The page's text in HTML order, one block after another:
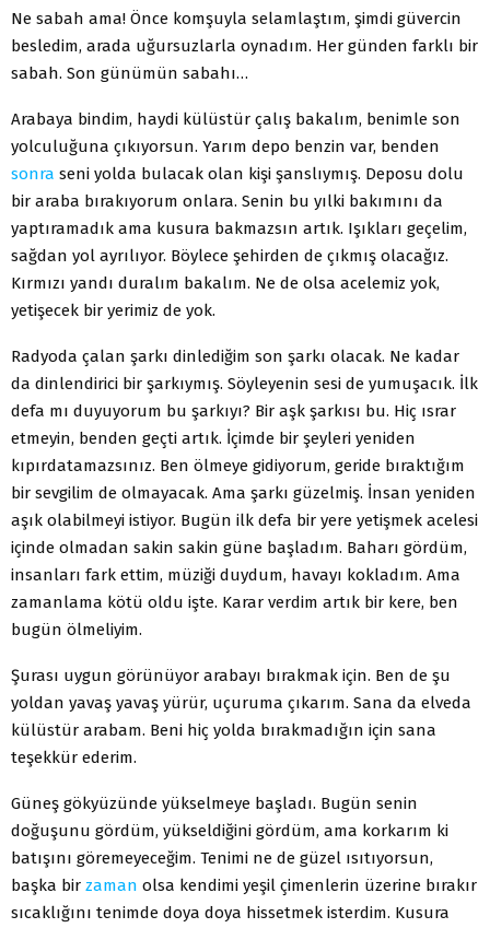
Ne sabah ama! Önce komşuyla selamlaştım, şimdi güvercin
besledim, arada uğursuzlarla oynadım. Her günden farklı bir
sabah. Son günümün sabahı…
Arabaya bindim, haydi külüstür çalış bakalım, benimle son
yolculuğuna çıkıyorsun. Yarım depo benzin var, benden
sonra seni yolda bulacak olan kişi şanslıymış. Deposu dolu
bir araba bırakıyorum onlara. Senin bu yılki bakımını da
yaptıramadık ama kusura bakmazsın artık. Işıkları geçelim,
sağdan yol ayrılıyor. Böylece şehirden de çıkmış olacağız.
Kırmızı yandı duralım bakalım. Ne de olsa acelemiz yok,
yetişecek bir yerimiz de yok.
Radyoda çalan şarkı dinlediğim son şarkı olacak. Ne kadar
da dinlendirici bir şarkıymış. Söyleyenin sesi de yumuşacık. İlk
defa mı duyuyorum bu şarkıyı? Bir aşk şarkısı bu. Hiç ısrar
etmeyin, benden geçti artık. İçimde bir şeyleri yeniden
kıpırdatamazsınız. Ben ölmeye gidiyorum, geride bıraktığım
bir sevgilim de olmayacak. Ama şarkı güzelmiş. İnsan yeniden
aşık olabilmeyi istiyor. Bugün ilk defa bir yere yetişmek acelesi
içinde olmadan sakin sakin güne başladım. Baharı gördüm,
insanları fark ettim, müziği duydum, havayı kokladım. Ama
zamanlama kötü oldu işte. Karar verdim artık bir kere, ben
bugün ölmeliyim.
Şurası uygun görünüyor arabayı bırakmak için. Ben de şu
yoldan yavaş yavaş yürür, uçuruma çıkarım. Sana da elveda
külüstür arabam. Beni hiç yolda bırakmadığın için sana
teşekkür ederim.
Güneş gökyüzünde yükselmeye başladı. Bugün senin
doğuşunu gördüm, yükseldiğini gördüm, ama korkarım ki
batışını göremeyeceğim. Tenimi ne de güzel ısıtıyorsun,
başka bir zaman olsa kendimi yeşil çimenlerin üzerine bırakır
sıcaklığını tenimde doya doya hissetmek isterdim. Kusura